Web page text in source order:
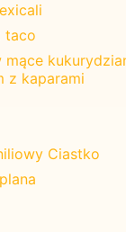
taco
mące
z kaparami
Ciastko